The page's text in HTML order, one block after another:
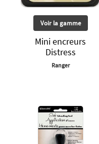
Voir la gamme
Mini encreurs
Distress
Ranger